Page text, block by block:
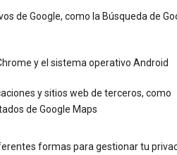
de Google, como la Búsqueda de
y el sistema operativo Android
y sitios web de terceros, como
de Google Maps
formas para gestionar tu